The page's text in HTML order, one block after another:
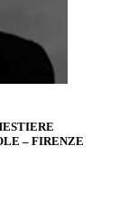
– FIRENZE